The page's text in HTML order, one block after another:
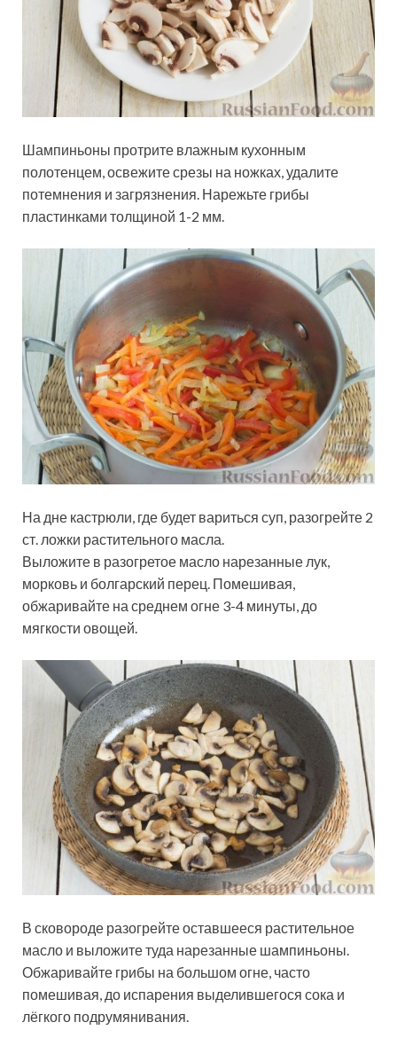
Шампиньоны протрите влажным кухонным
полотенцем, освежите срезы на ножках, удалите
потемнения и загрязнения. Нарежьте грибы
пластинками толщиной 1-2 мм.
На дне кастрюли, где будет вариться суп, разогрейте 2
ст. ложки растительного масла.
Выложите в разогретое масло нарезанные лук,
морковь и болгарский перец. Помешивая,
обжаривайте на среднем огне 3-4 минуты, до
мягкости овощей.
В сковороде разогрейте оставшееся растительное
масло и выложите туда нарезанные шампиньоны.
Обжаривайте грибы на большом огне, часто
помешивая, до испарения выделившегося сока и
лёгкого подрумянивания.